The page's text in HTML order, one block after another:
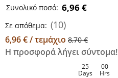
Συνολικό ποσό: 6,96 €
Σε απόθεμα: (10)
6,96 € / τεμάχιο 8,70 €
Η προσφορά λήγει σύντομα!
25
Days
00
Hrs